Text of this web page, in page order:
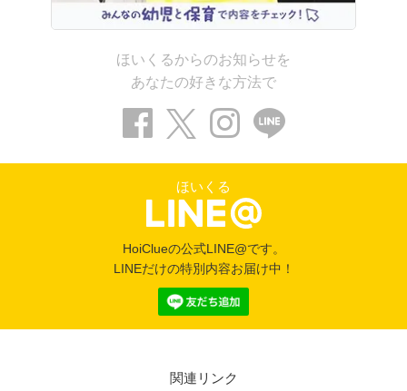
ほいくるからのお知らせを
あなたの好きな方法で
ほいくる
HoiClueの公式LINE@です。
LINEだけの特別内容お届け中！
関連リンク